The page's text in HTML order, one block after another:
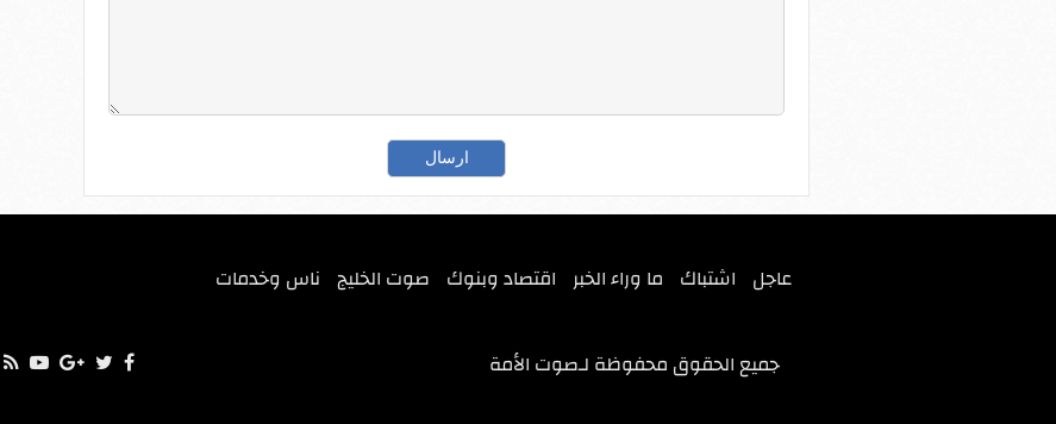
عاجل اشتباك ما وراء الخبر اقتصاد وبنوك صوت الخليج ناس وخدمات
جميع الحقوق محفوظة لـصوت الأمة